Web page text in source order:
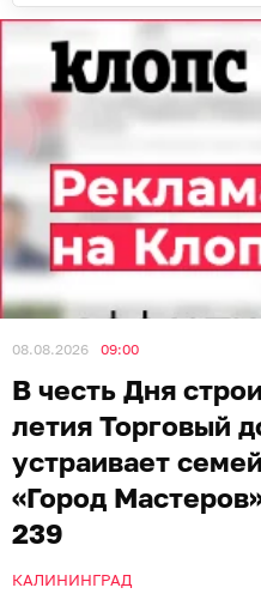
08.08.2026 09:00
В честь Дня
летия Торговый
устраивает
«Город
239
КАЛИНИНГРАД